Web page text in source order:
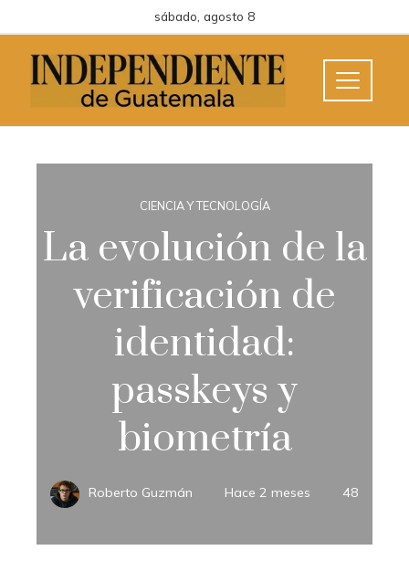
sábado, agosto 8
CIENCIA Y TECNOLOGÍA
La evolución de la
verificación de
identidad:
passkeys y
biometría
Roberto Guzmán Hace 2 meses 48